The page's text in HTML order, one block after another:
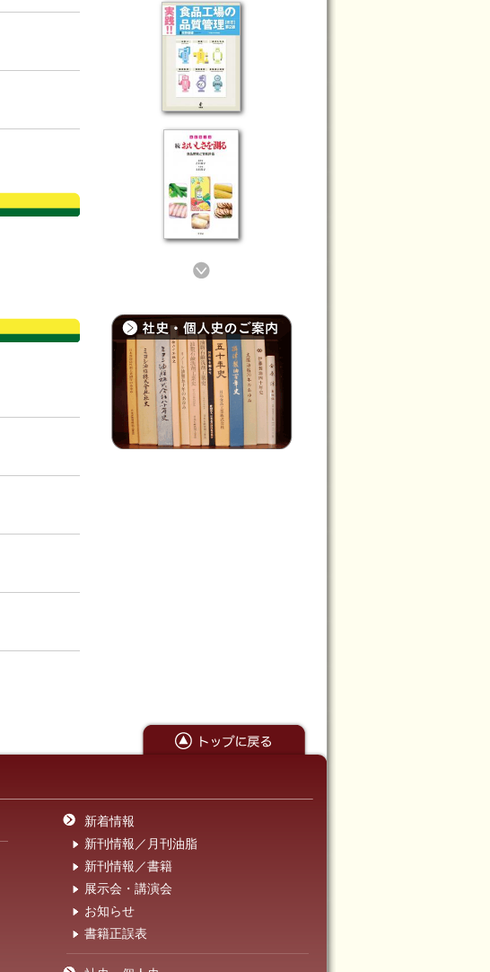
新着情報
新刊情報／月刊油脂
新刊情報／書籍
展示会・講演会
お知らせ
書籍正誤表